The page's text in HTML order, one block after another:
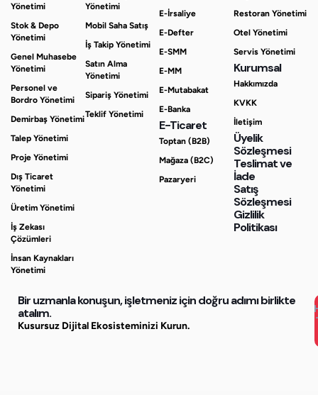
Yönetimi
Stok & Depo
Yönetimi
Genel Muhasebe
Yönetimi
Personel ve
Bordro Yönetimi
Demirbaş Yönetimi
Talep Yönetimi
Proje Yönetimi
Dış Ticaret
Yönetimi
Üretim Yönetimi
İş Zekası
Çözümleri
İnsan Kaynakları
Yönetimi
Yönetimi
Mobil Saha Satış
İş Takip Yönetimi
Satın Alma
Yönetimi
Sipariş Yönetimi
Teklif Yönetimi
E-İrsaliye
E-Defter
E-SMM
E-MM
E-Mutabakat
E-Banka
E-Ticaret
Toptan (B2B)
Mağaza (B2C)
Pazaryeri
Restoran Yönetimi
Otel Yönetimi
Servis Yönetimi
Kurumsal
Hakkımızda
KVKK
İletişim
Üyelik
Sözleşmesi
Teslimat ve
İade
Satış
Sözleşmesi
Gizlilik
Politikası
Bir uzmanla konuşun, işletmeniz için doğru adımı birlikte
atalım.
Kusursuz Dijital Ekosisteminizi Kurun.